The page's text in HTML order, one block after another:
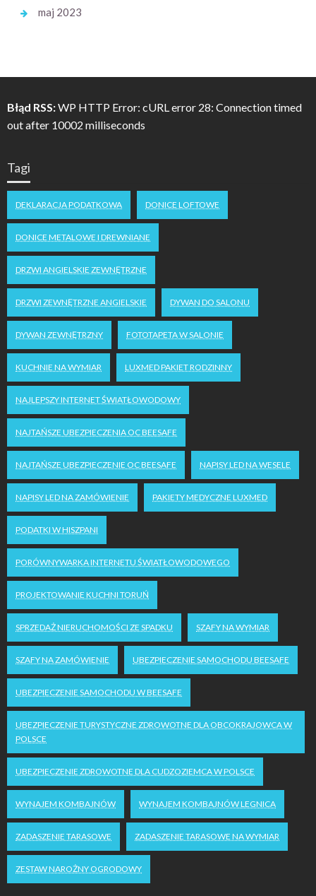
maj 2023
Błąd RSS:WP HTTP Error: cURL error 28: Connection timed
out after 10002 milliseconds
Tagi
DEKLARACJA PODATKOWA DONICE LOFTOWE
DONICE METALOWE I DREWNIANE
DRZWI ANGIELSKIE ZEWNĘTRZNE
DRZWI ZEWNĘTRZNE ANGIELSKIE DYWAN DO SALONU
DYWAN ZEWNĘTRZNY FOTOTAPETA W SALONIE
KUCHNIE NA WYMIAR LUXMED PAKIET RODZINNY
NAJLEPSZY INTERNET ŚWIATŁOWODOWY
NAJTAŃSZE UBEZPIECZENIA OC BEESAFE
NAJTAŃSZE UBEZPIECZENIE OC BEESAFE NAPISY LED NA WESELE
NAPISY LED NA ZAMÓWIENIE PAKIETY MEDYCZNE LUXMED
PODATKI W HISZPANI
PORÓWNYWARKA INTERNETU ŚWIATŁOWODOWEGO
PROJEKTOWANIE KUCHNI TORUŃ
SPRZEDAŻ NIERUCHOMOŚCI ZE SPADKU SZAFY NA WYMIAR
SZAFY NA ZAMÓWIENIE UBEZPIECZENIE SAMOCHODU BEESAFE
UBEZPIECZENIE SAMOCHODU W BEESAFE
UBEZPIECZENIE TURYSTYCZNE ZDROWOTNE DLA OBCOKRAJOWCA W
POLSCE
UBEZPIECZENIE ZDROWOTNE DLA CUDZOZIEMCA W POLSCE
WYNAJEM KOMBAJNÓW WYNAJEM KOMBAJNÓW LEGNICA
ZADASZENIE TARASOWE ZADASZENIE TARASOWE NA WYMIAR
ZESTAW NAROŻNY OGRODOWY